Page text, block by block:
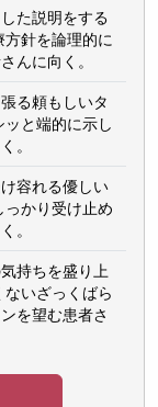
た説明をする
針を論理的に
んに向く。
る頼もしいタ
と端的に示し
。
容れる優しい
かり受け止め
。
持ちを盛り上
いざっくばら
を望む患者さ